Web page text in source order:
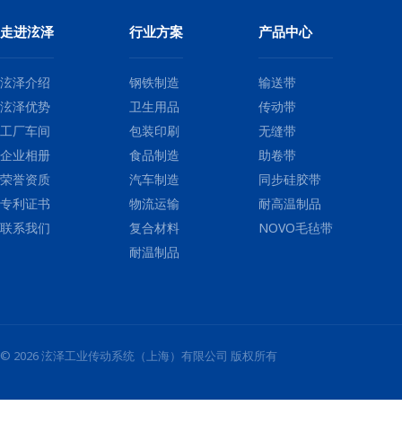
走进泫泽
泫泽介绍
泫泽优势
工厂车间
企业相册
荣誉资质
专利证书
联系我们
行业方案
钢铁制造
卫生用品
包装印刷
食品制造
汽车制造
物流运输
复合材料
耐温制品
产品中心
输送带
传动带
无缝带
助卷带
同步硅胶带
耐高温制品
NOVO毛毡带
© 2026 泫泽工业传动系统（上海）有限公司 版权所有